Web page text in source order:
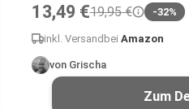
13,49 €19,95 € -32%
inkl. Versand bei Amazon
von Grischa
Zum